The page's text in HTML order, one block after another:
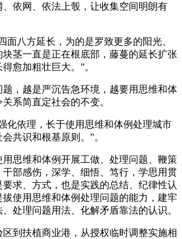
依网、依法上彀，让收集空间明朗有
八方延长，为的是罗致更多的阳光、
茎一直是正在根底部，藤蔓的延长扩张
愈加粗壮巨大。”。
越是严沉告急环境，越要用思维和体
系简直定社会的不变。
依理，长于使用思维和体例处理城市
共识和根基原则。”。
维和体例开展工做、处理问题、鞭策
干部感伤，深学、细悟、笃行，学思用贯
求、方式，也是实践的总结、纪律性认
使用思维和体例处理问题的能力，建牢
处理问题用法、化解矛盾靠法的认识。
扶植商业港，从授权临时调整实施相